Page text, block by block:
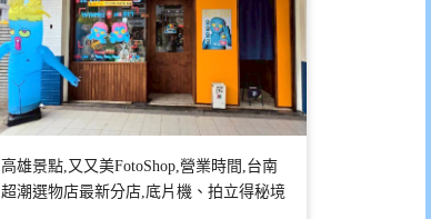
高雄景點,又又美FotoShop,營業時間,台南
超潮選物店最新分店,底片機、拍立得秘境